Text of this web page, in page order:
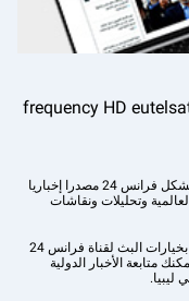
بالنسبة للمقيمين في ليبيا المهتمين بالأخبار الدولية، تشكل فرانس 24 مصدرا إخباريا
وتحليلات ونقاشات
يرجى التحقق من التحديثات من وقت لآخر فيما يتعلق بخيارات البث لقناة فرانس 24
متابعة الأخبار الدولية